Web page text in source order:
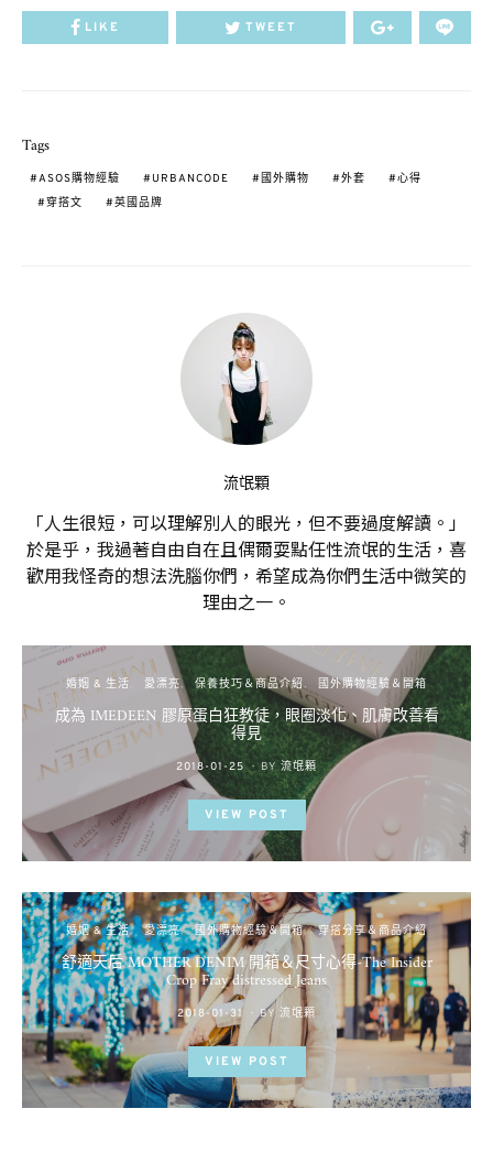
LIKE TWEET
Tags
ASOS購物經驗 URBANCODE 國外購物 外套
心得
穿搭文
英國品牌
流氓顆
「人生很短，可以理解別人的眼光，但不要過度解讀。」
於是乎，我過著自由自在且偶爾耍點任性流氓的生活，喜
歡用我怪奇的想法洗腦你們，希望成為你們生活中微笑的
理由之一。
婚姻 & 生活 愛漂亮 保養技巧＆商品介紹 國外購物經驗＆開箱
成為 IMEDEEN 膠原蛋白狂教徒，眼圈淡化、肌膚改善看
得見
POSTED
ON
2018-01-25 BY 流氓顆
VIEW POST
婚姻 & 生活 愛漂亮 國外購物經驗＆開箱 穿搭分享＆商品介紹
舒適天后 MOTHER DENIM 開箱＆尺寸心得-The Insider
Crop Fray distressed Jeans
POSTED
ON
2018-01-31 BY 流氓顆
VIEW POST